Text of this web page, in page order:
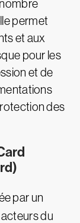
permet
et aux
pour les
et de
des
par un
du